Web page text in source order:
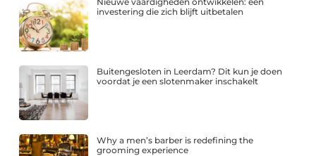
investering die zich blijft uitbetalen
Buitengesloten in Leerdam? Dit kun je doen
voordat je een slotenmaker inschakelt
Why a men’s barber is redefining the
grooming experience